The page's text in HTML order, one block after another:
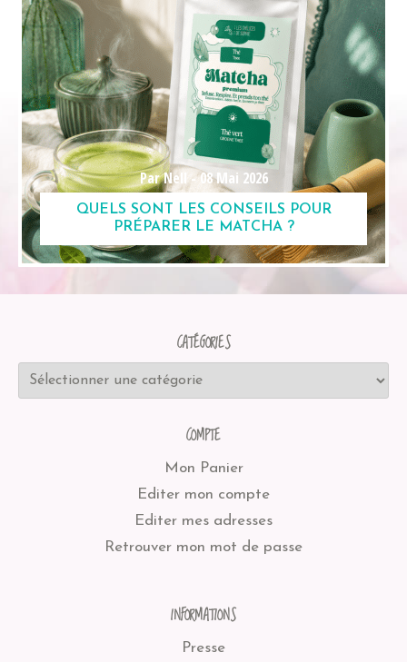
Par Nell -08 Mai 2026
QUELS SONT LES CONSEILS POUR
PRÉPARER LE MATCHA ?
CATÉGORIES
COMPTE
Mon Panier
Editer mon compte
Editer mes adresses
Retrouver mon mot de passe
INFORMATIONS
Presse